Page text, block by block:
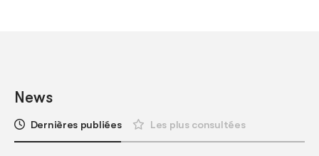
News
Dernières publiées Les plus consultées